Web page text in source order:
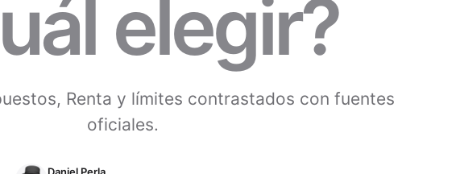
elegir?
Renta y límites contrastados con fuentes
oficiales.
Daniel Perla